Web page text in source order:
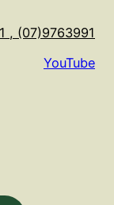
, (07)9763991
YouTube